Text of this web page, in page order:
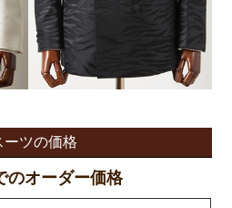
ーツの価格
のオーダー価格